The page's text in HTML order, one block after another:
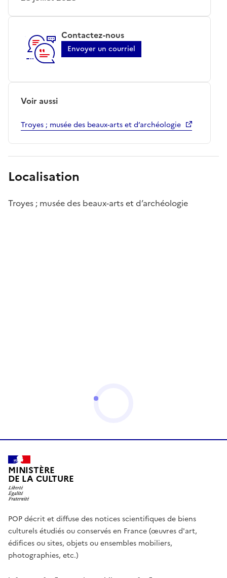
Contactez-nous
Envoyer un courriel
Voir aussi
Troyes ; musée des beaux-arts et d’archéologie
Localisation
Troyes ; musée des beaux-arts et d’archéologie
MINISTÈRE
DE LA CULTURE
POP décrit et diffuse des notices scientifiques de biens
culturels étudiés ou conservés en France (œuvres d'art,
édifices ou sites, objets ou ensembles mobiliers,
photographies, etc.)